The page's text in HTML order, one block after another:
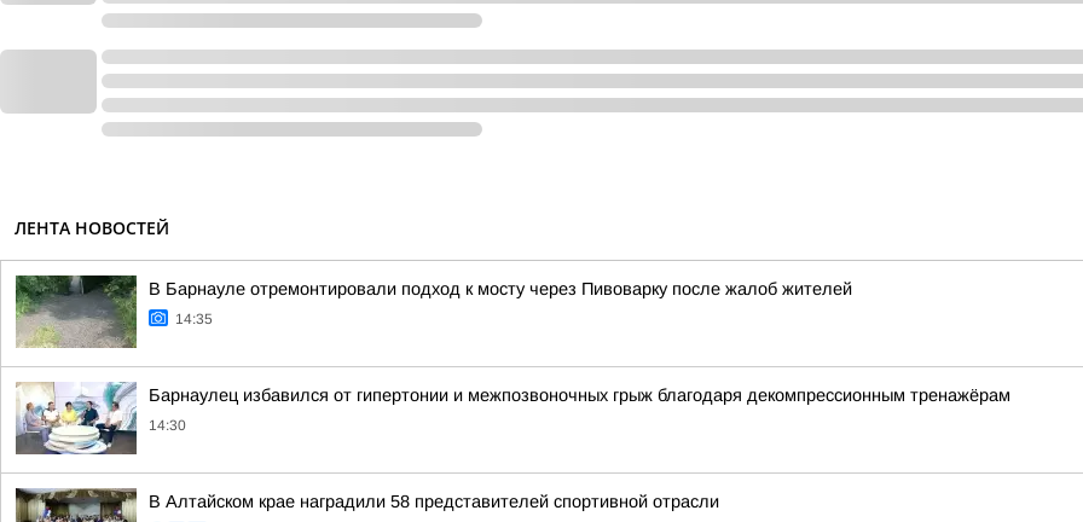
ЛЕНТА НОВОСТЕЙ
В Барнауле отремонтировали подход к мосту через Пивоварку после жалоб жителей
14:35
Барнаулец избавился от гипертонии и межпозвоночных грыж благодаря декомпрессионным тренажёрам
14:30
В Алтайском крае наградили 58 представителей спортивной отрасли